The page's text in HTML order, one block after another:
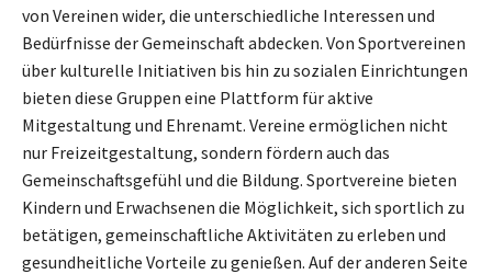
von Vereinen wider, die unterschiedliche Interessen und
Bedürfnisse der Gemeinschaft abdecken. Von Sportvereinen
über kulturelle Initiativen bis hin zu sozialen Einrichtungen
bieten diese Gruppen eine Plattform für aktive
Mitgestaltung und Ehrenamt. Vereine ermöglichen nicht
nur Freizeitgestaltung, sondern fördern auch das
Gemeinschaftsgefühl und die Bildung. Sportvereine bieten
Kindern und Erwachsenen die Möglichkeit, sich sportlich zu
betätigen, gemeinschaftliche Aktivitäten zu erleben und
gesundheitliche Vorteile zu genießen. Auf der anderen Seite